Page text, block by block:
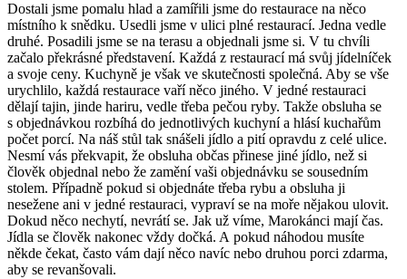
Dostali jsme pomalu hlad a zamířili jsme do restaurace na něco
místního k snědku. Usedli jsme v ulici plné restaurací. Jedna vedle
druhé. Posadili jsme se na terasu a objednali jsme si. V tu chvíli
začalo překrásné představení. Každá z restaurací má svůj jídelníček
a svoje ceny. Kuchyně je však ve skutečnosti společná. Aby se vše
urychlilo, každá restaurace vaří něco jiného. V jedné restauraci
dělají tajin, jinde hariru, vedle třeba pečou ryby. Takže obsluha se
s objednávkou rozbíhá do jednotlivých kuchyní a hlásí kuchařům
počet porcí. Na náš stůl tak snášeli jídlo a pití opravdu z celé ulice.
Nesmí vás překvapit, že obsluha občas přinese jiné jídlo, než si
člověk objednal nebo že zamění vaši objednávku se sousedním
stolem. Případně pokud si objednáte třeba rybu a obsluha ji
nesežene ani v jedné restauraci, vypraví se na moře nějakou ulovit.
Dokud něco nechytí, nevrátí se. Jak už víme, Marokánci mají čas.
Jídla se člověk nakonec vždy dočká. A pokud náhodou musíte
někde čekat, často vám dají něco navíc nebo druhou porci zdarma,
aby se revanšovali.